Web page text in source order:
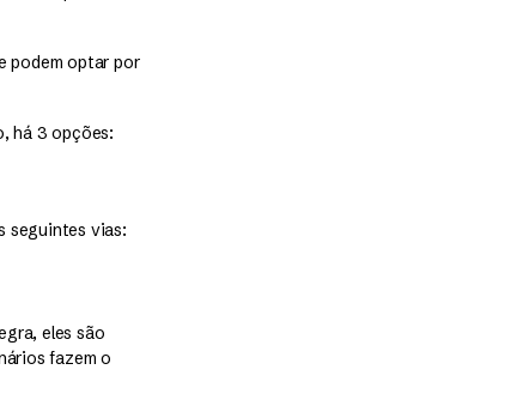
podem optar por
há 3 opções:
seguintes vias:
eles são
fazem o